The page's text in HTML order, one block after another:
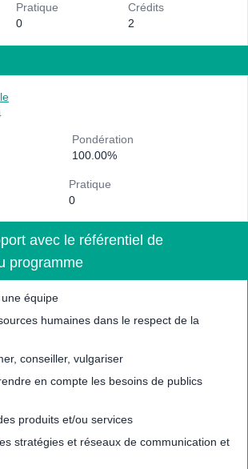
Pratique
0
Crédits
2
Pondération
100.00%
Pratique
0
avec le référentiel de
programme
équipe
humaines dans le respect de la
conseiller, vulgariser
en compte les besoins de publics
produits et/ou services
stratégies et réseaux de communication et